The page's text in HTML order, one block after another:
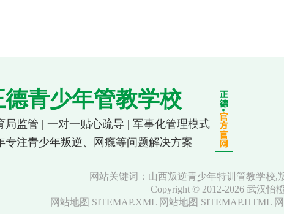
德青少年管教学校
局监管 | 一对一贴心疏导 | 军事化管理模式
专注青少年叛逆、网瘾等问题解决方案
网站关键词：山西叛逆青少年特训管教学校
Copyright © 2012-2026 武汉怡
网站地图 SITEMAP.XML 网站地图 SITEMAP.HTML